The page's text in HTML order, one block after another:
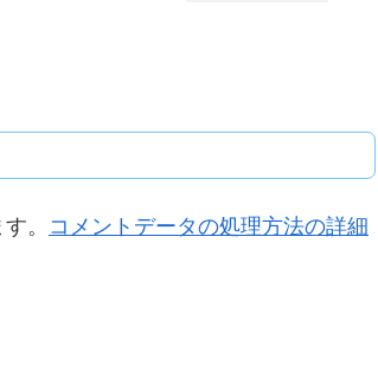
。
コメントデータの処理方法の詳細